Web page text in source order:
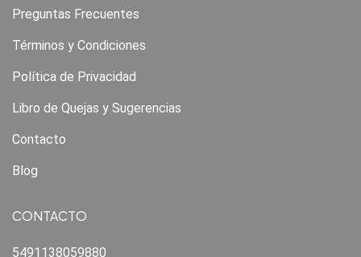
Preguntas Frecuentes
Términos y Condiciones
Política de Privacidad
Libro de Quejas y Sugerencias
Contacto
Blog
CONTACTO
5491138059880